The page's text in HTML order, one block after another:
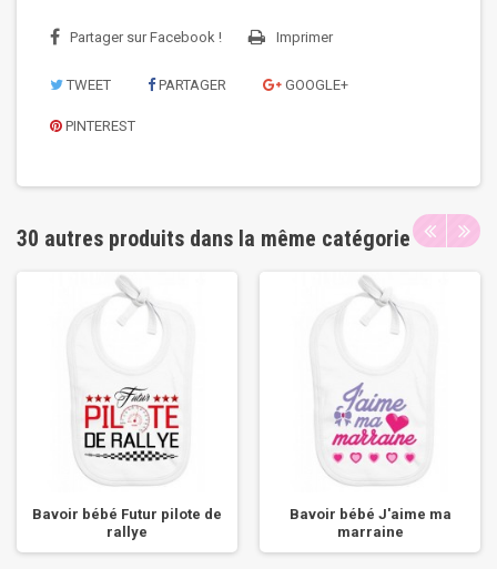
Partager sur Facebook ! Imprimer
TWEET PARTAGER GOOGLE+
PINTEREST
30 autres produits dans la même catégorie
Bavoir bébé Futur pilote de
rallye
Bavoir bébé J'aime ma
marraine